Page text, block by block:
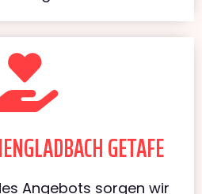
GETAFE
Angebots sorgen wir